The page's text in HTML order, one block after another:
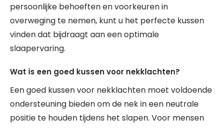
persoonlijke behoeften en voorkeuren in
overweging te nemen, kunt u het perfecte kussen
vinden dat bijdraagt aan een optimale
slaapervaring.
Wat is een goed kussen voor nekklachten?
Een goed kussen voor nekklachten moet voldoende
ondersteuning bieden om de nek in een neutrale
positie te houden tijdens het slapen. Voor mensen